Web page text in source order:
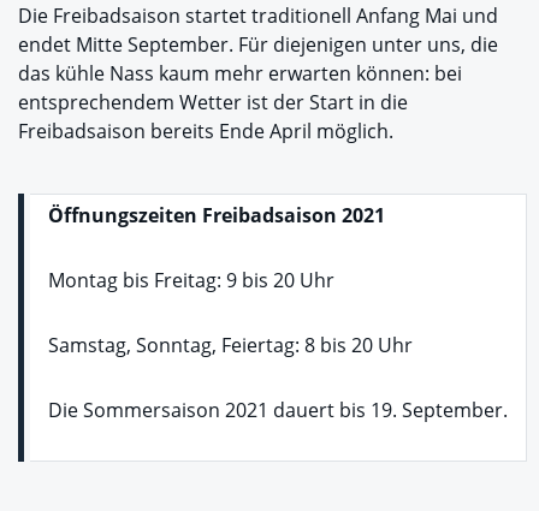
Die Freibadsaison startet traditionell Anfang Mai und
endet Mitte September. Für diejenigen unter uns, die
das kühle Nass kaum mehr erwarten können: bei
entsprechendem Wetter ist der Start in die
Freibadsaison bereits Ende April möglich.
Öffnungszeiten Freibadsaison 2021
Montag bis Freitag: 9 bis 20 Uhr
Samstag, Sonntag, Feiertag: 8 bis 20 Uhr
Die Sommersaison 2021 dauert bis 19. September.